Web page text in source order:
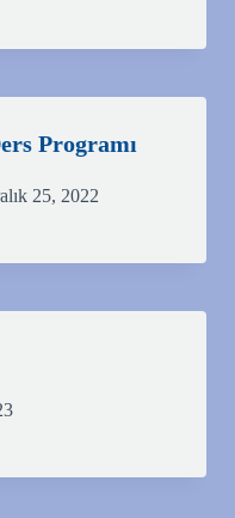
Programı
25, 2022